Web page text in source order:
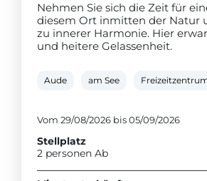
Nehmen Sie sich die Zeit für
diesem Ort inmitten der Natur
zu innerer Harmonie. Hier
und heitere Gelassenheit.
Aude am See
Vom 29/08/2026 bis 05/09/2026
Stellplatz
2 personen Ab